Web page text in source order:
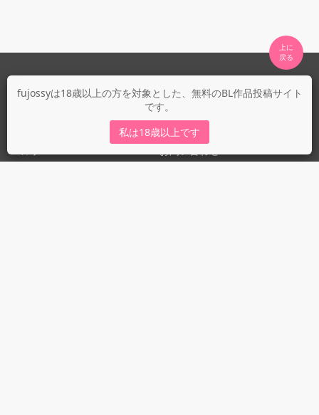
fujossyは18歳以上の方を対象とした、無料のBL作品投稿サイト
です。
私は18歳以上です
上に
fujossyについて
fujossy運営ブログ